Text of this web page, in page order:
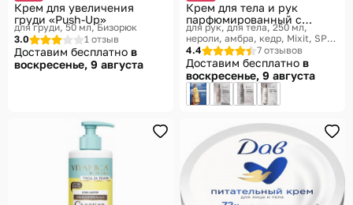
Крем для увеличения
груди «Push-Up»
для груди, 50 мл Бизорюк
3.0
1 отзыв
Доставим бесплатно в
воскресенье, 9 августа
Крем для тела и рук
парфюмированный с
ароматом нероли, амбры и
кедра «Neroli & Amber,
Cedarwood Hand & Body
Cream»
для рук, для тела, 250 мл,
нероли, амбра, кедр Mixit, SPA
Rituals
4.4 7 отзывов
Доставим бесплатно в
воскресенье, 9 августа